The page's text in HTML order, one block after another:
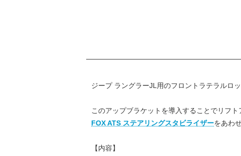
ジープ ラングラーJL用のフロントラテラルロ
このアップブラケットを導入することでリフ
FOX ATS ステアリングスタビライザーをあわ
【内容】